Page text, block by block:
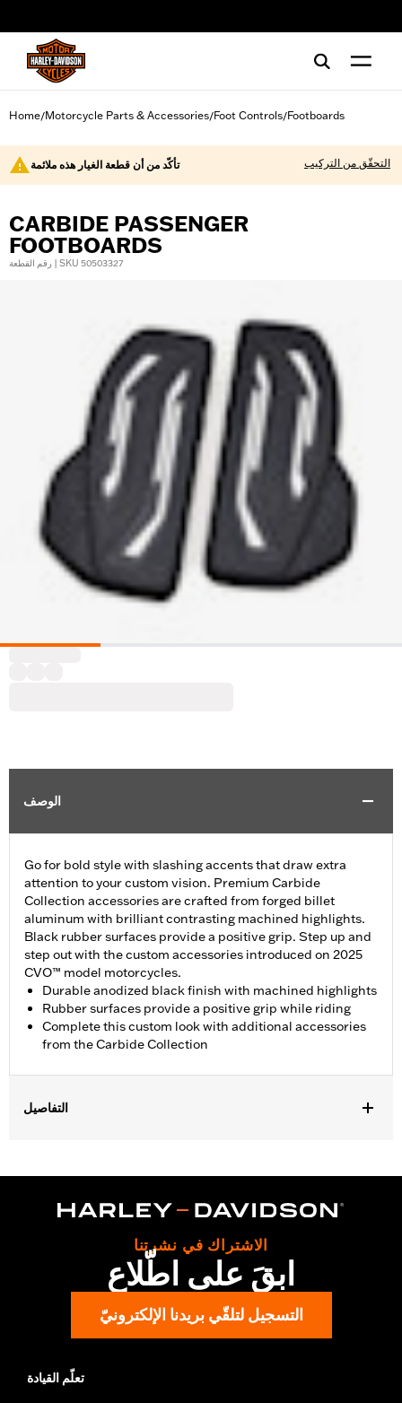
Home/Motorcycle Parts & Accessories/Foot Controls/Footboards
تأكّد من أن قطعة الغيار هذه ملائمة التحقّق من التركيب
CARBIDE PASSENGER
FOOTBOARDS
رقم القطعة | SKU 50503327
الوصف
Go for bold style with slashing accents that draw extra
attention to your custom vision. Premium Carbide
Collection accessories are crafted from forged billet
aluminum with brilliant contrasting machined highlights.
Black rubber surfaces provide a positive grip. Step up and
step out with the custom accessories introduced on 2025
CVO™ model motorcycles.
Durable anodized black finish with machined highlights
Rubber surfaces provide a positive grip while riding
Complete this custom look with additional accessories
from the Carbide Collection
التفاصيل
Rider Position:Passenger
Left and right footboards, installation instructions
الاشتراك في نشرتنا
ابقَ على اطّلاع
التسجيل لتلقّي بريدنا الإلكترونيّ
تعلّم القيادة